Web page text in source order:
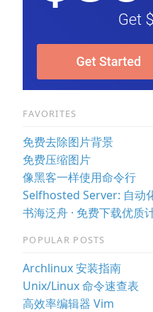
FAVORITES
免费去除图片背景
免费压缩图片
像黑客一样使用命令行
Selfhosted Server: 自动
书海泛舟 · 免费下载优质
POPULAR POSTS
Archlinux 安装指南
Unix/Linux 命令速查表
高效率编辑器 Vim